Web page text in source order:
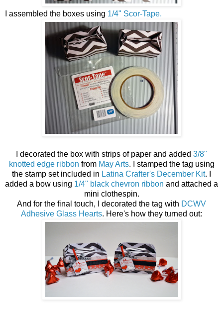
I assembled the boxes using 1/4" Scor-Tape.
I decorated the box with strips of paper and added 3/8"
knotted edge ribbon from May Arts. I stamped the tag using
the stamp set included in Latina Crafter's December Kit. I
added a bow using 1/4" black chevron ribbon and attached a
mini clothespin.
And for the final touch, I decorated the tag with DCWV
Adhesive Glass Hearts. Here's how they turned out: